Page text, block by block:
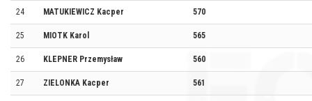
24 MATUKIEWICZ Kacper 570
25 MIOTK Karol 565
26 KLEPNER Przemysław 560
27 ZIELONKA Kacper 561